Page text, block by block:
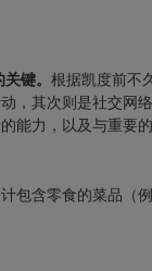
键。 根据凯度前不
，其次则是社交网
能力，以及与重要
包含零食的菜品（